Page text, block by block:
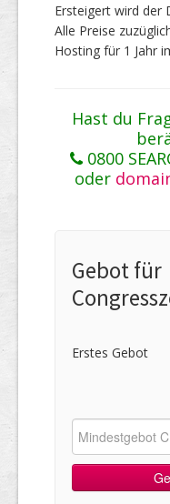
Ersteigert wird der
Alle Preise
Hosting für 1 Jahr
Hast du
0800
oder
Gebot für
Erstes Gebot